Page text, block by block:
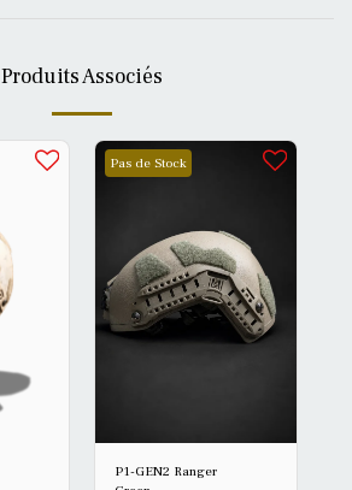
Produits Associés
Pas de Stock
P1-GEN2 Ranger